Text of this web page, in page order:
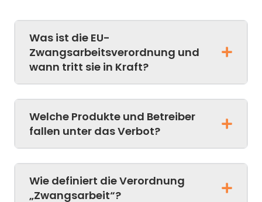
Was ist die EU-
Zwangsarbeitsverordnung und
wann tritt sie in Kraft?
Welche Produkte und Betreiber
fallen unter das Verbot?
Wie definiert die Verordnung
„Zwangsarbeit“?